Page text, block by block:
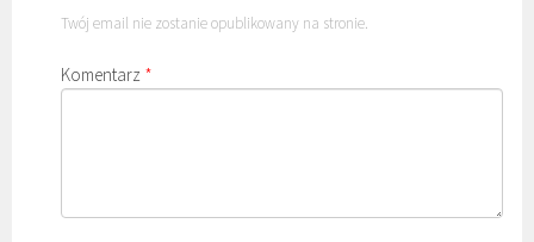
Twój email nie zostanie opublikowany na stronie.
Komentarz *